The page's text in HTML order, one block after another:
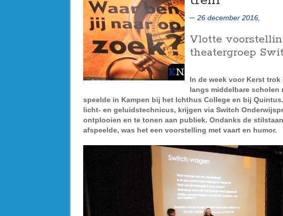
26 december 2016,
Vlotte
theatergroep
In de week voor Kerst trok
langs middelbare scholen
speelde in Kampen bij het Ichthus College en bij
licht- en geluidstechnicus, krijgen via Switch
ontplooien en te tonen aan publiek. Ondanks de
afspeelde, was het een voorstelling met vaart en humor.